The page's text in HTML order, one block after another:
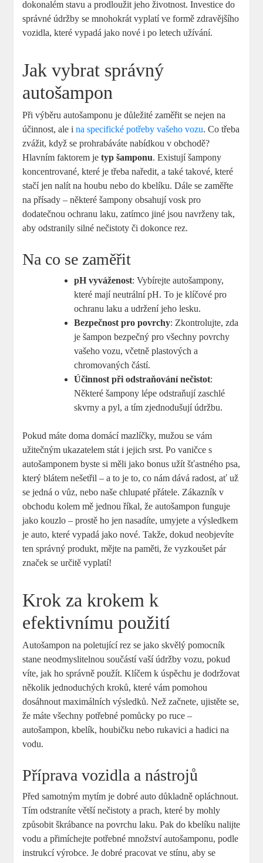
dokonalém stavu a prodloužit jeho životnost. Investice do
správné údržby se mnohokrát vyplatí ve formě zdravějšího
vozidla, které vypadá jako nové i po letech užívání.
Jak vybrat správný
autošampon
Při výběru autošamponu je důležité zaměřit se nejen na
účinnost, ale ina specifické potřeby vašeho vozu. Co třeba
zvážit, když se prohrabáváte nabídkou v obchodě?
Hlavním faktorem jetyp šamponu. Existují šampony
koncentrované, které je třeba naředit, a také takové, které
stačí jen nalít na houbu nebo do kbelíku. Dále se zaměřte
na přísady – některé šampony obsahují vosk pro
dodatečnou ochranu laku, zatímco jiné jsou navrženy tak,
aby odstranily silné nečistoty či dokonce rez.
Na co se zaměřit
pH vyváženost: Vybírejte autošampony,
které mají neutrální pH. To je klíčové pro
ochranu laku a udržení jeho lesku.
Bezpečnost pro povrchy: Zkontrolujte, zda
je šampon bezpečný pro všechny povrchy
vašeho vozu, včetně plastových a
chromovaných částí.
Účinnost při odstraňování nečistot:
Některé šampony lépe odstraňují zaschlé
skvrny a pyl, a tím zjednodušují údržbu.
Pokud máte doma domácí mazlíčky, mužou se vám
užitečným ukazatelem stát i jejich srst. Po vaničce s
autošamponem byste si měli jako bonus užít šťastného psa,
který blátem nešetřil – a to je to, co nám dává radost, ať už
se jedná o vůz, nebo naše chlupaté přátele. Zákazník v
obchodu kolem mě jednou říkal, že autošampon funguje
jako kouzlo – prostě ho jen nasadíte, umyjete a výsledkem
je auto, které vypadá jako nové. Takže, dokud neobjevíte
ten správný produkt, mějte na paměti, že vyzkoušet pár
značek se určitě vyplatí!
Krok za krokem k
efektivnímu použití
Autošampon na poletující rez se jako skvělý pomocník
stane neodmyslitelnou součástí vaší údržby vozu, pokud
víte, jak ho správně použít. Klíčem k úspěchu je dodržovat
několik jednoduchých kroků, které vám pomohou
dosáhnout maximálních výsledků. Než začnete, ujistěte se,
že máte všechny potřebné pomůcky po ruce –
autošampon, kbelík, houbičku nebo rukavici a hadici na
vodu.
Příprava vozidla a nástrojů
Před samotným mytím je dobré auto důkladně opláchnout.
Tím odstraníte větší nečistoty a prach, které by mohly
způsobit škrábance na povrchu laku. Pak do kbelíku nalijte
vodu a přimíchejte potřebné množství autošamponu, podle
instrukcí výrobce. Je dobré pracovat ve stínu, aby se